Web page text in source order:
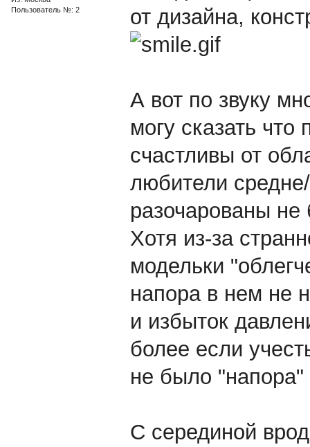
Пользователь №: 2
от дизайна,
А вот по звуку
могу сказать что
счастливы от
любители
разочарованы не
Хотя из-за
модельки
напора в нем не
и избыток
более если
не было "напора"
С серединой